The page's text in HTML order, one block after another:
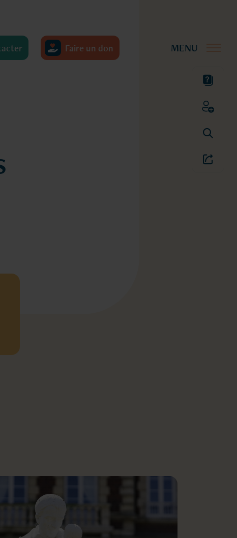
Faire un don